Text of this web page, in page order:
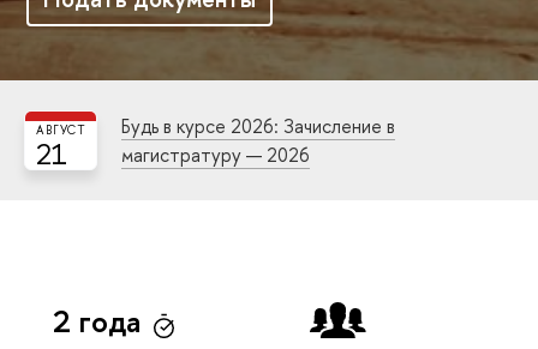
21
АВГУСТ
Будь в курсе 2026: Зачисление в
магистратуру — 2026
2 года